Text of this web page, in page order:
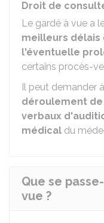
Droit de
Le gardé à vue a
meilleurs délais
l'éventuelle
certains procès-
Il peut demander
déroulement de
verbaux
médical du
Que se
vue ?